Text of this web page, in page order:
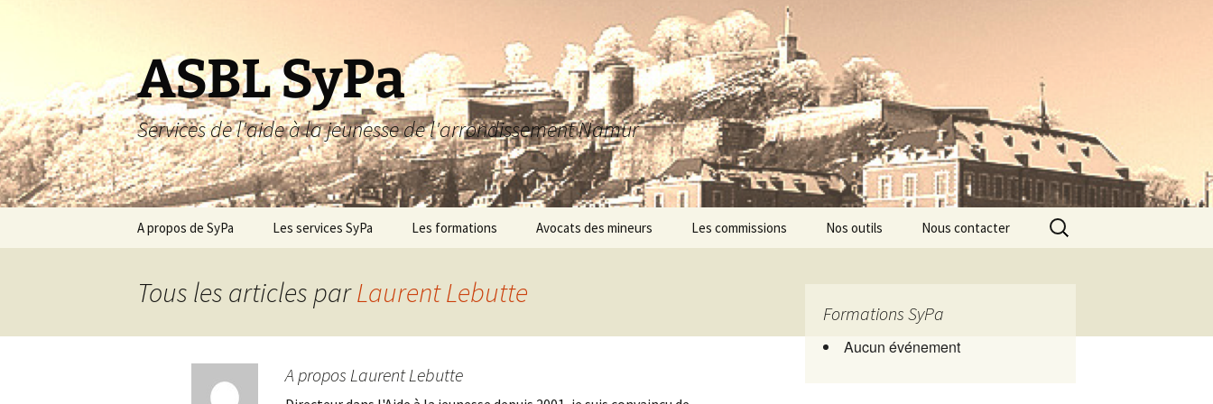
ASBL SyPa
Services de l'aide à la jeunesse de l'arrondissement Namur
A propos de SyPa Les services SyPa
résidentiels spécialisés
(SRS)
Courte-Echelle
Les AMO Andenn’AMO
AMO Passages
Services résidentiels
généraux (SRG)
Foyer Les Colverts
Les formations Avocats des mineurs Les commissions Nos outils Nous contacter
Rechercher :
Tous les articles parLaurent Lebutte
A propos Laurent Lebutte
Formations SyPa
Aucun événement